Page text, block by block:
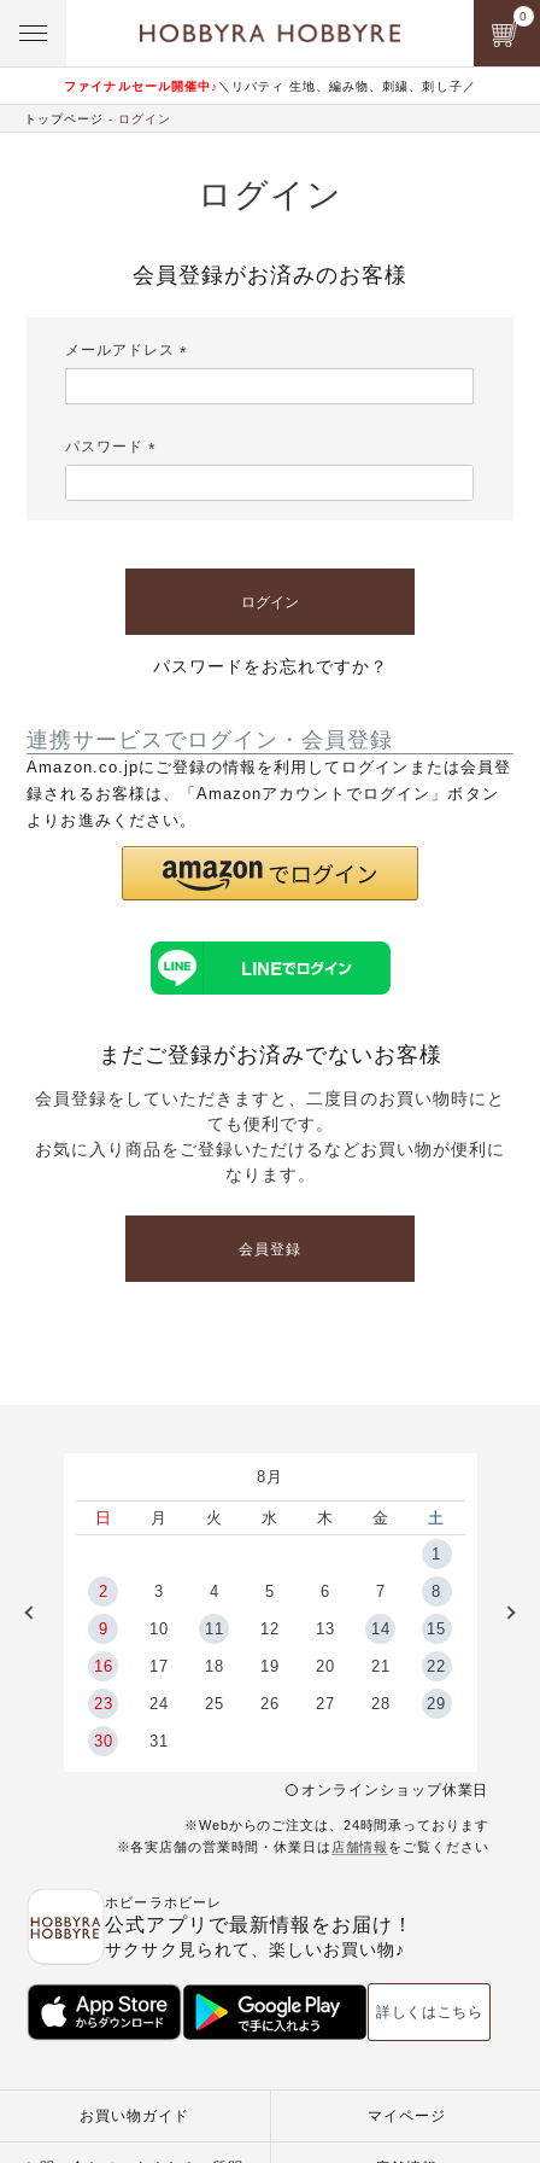
ファイナルセール開催中♪ ＼リバティ 生地、編み物、刺繍、刺し子／
0
トップページ ログイン
ログイン
会員登録がお済みのお客様
メールアドレス
パスワード
ログイン
パスワードをお忘れですか？
連携サービスでログイン・会員登録
Amazon.co.jpにご登録の情報を利用してログインまたは会員登
録されるお客様は、「Amazonアカウントでログイン」ボタン
よりお進みください。
まだご登録がお済みでないお客様
会員登録をしていただきますと、二度目のお買い物時にと
ても便利です。
お気に入り商品をご登録いただけるなどお買い物が便利に
なります。
会員登録
8月
日 月 火 水 木 金
土
1
2 3 4 5 6 7 8
9 10 11 12 13 14 15
16 17 18 19 20 21 22
23 24 25 26 27 28 29
30 31
オンラインショップ休業日
※Webからのご注文は、24時間承っております
※各実店舗の営業時間・休業日は 店舗情報 をご覧ください
ホビーラホビーレ
公式アプリで最新情報をお届け！
サクサク見られて、楽しいお買い物♪
詳しくはこちら
お買い物ガイド マイページ